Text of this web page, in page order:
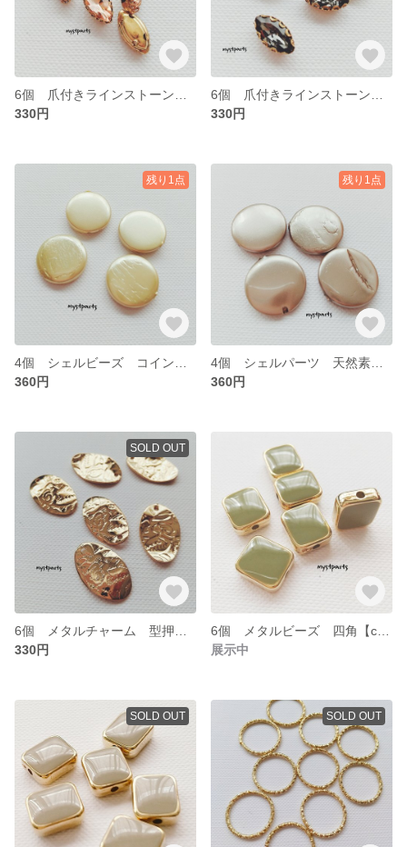
330円
330円
残り1点
360円
残り1点
360円
SOLD OUT
330円
展示中
SOLD OUT SOLD OUT